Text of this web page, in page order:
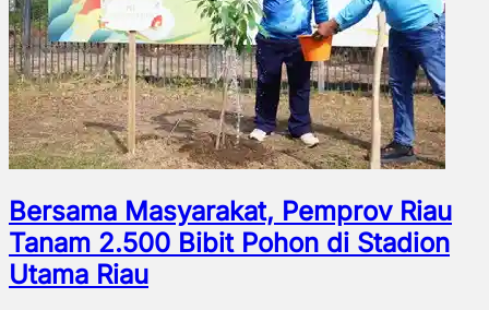
Bersama Masyarakat, Pemprov Riau
Tanam 2.500 Bibit Pohon di Stadion
Utama Riau